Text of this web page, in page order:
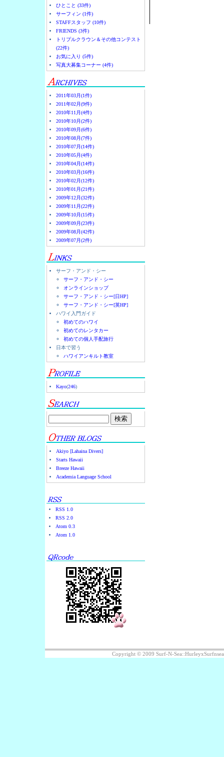
ひとこと (33件)
サーフィン (1件)
STAFFスタッフ (10件)
FRIENDS (3件)
トリプルクラウン＆その他コンテスト
(22件)
お気に入り (5件)
写真大募集コーナー (4件)
2011年03月(1件)
2011年02月(9件)
2010年11月(4件)
2010年10月(2件)
2010年09月(6件)
2010年08月(7件)
2010年07月(14件)
2010年05月(4件)
2010年04月(14件)
2010年03月(16件)
2010年02月(12件)
2010年01月(21件)
2009年12月(32件)
2009年11月(22件)
2009年10月(15件)
2009年09月(23件)
2009年08月(42件)
2009年07月(2件)
サーフ・アンド・シー
サーフ・アンド・シー
オンラインショップ
サーフ・アンド・シー[日HP]
サーフ・アンド・シー[英HP]
ハワイ入門ガイド
初めてのハワイ
初めてのレンタカー
初めての個人手配旅行
日本で習う
ハワイアンキルト教室
Kayo(246)
Akiyo [Lahaina Divers]
Starts Hawaii
Breeze Hawaii
Academia Language School
RSS 1.0
RSS 2.0
Atom 0.3
Atom 1.0
Copyright © 2009 Surf-N-